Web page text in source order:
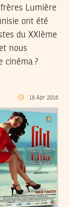
Lumière
ont été
du XXIème
nous
cinéma ?
18 Apr 2016